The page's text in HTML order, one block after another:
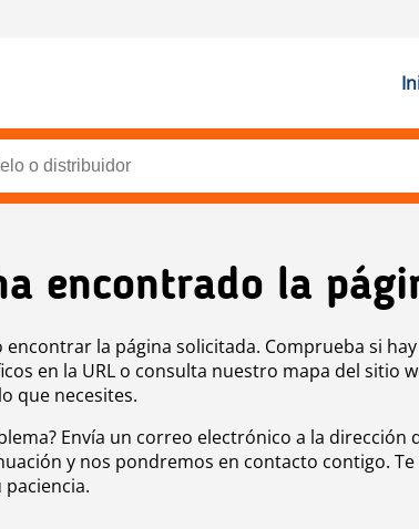
encontrado la
encontrar la página solicitada. Comprueba si hay
en la URL o consulta nuestro mapa del sitio
que necesites.
Envía un correo electrónico a la dirección
y nos pondremos en contacto contigo. Te